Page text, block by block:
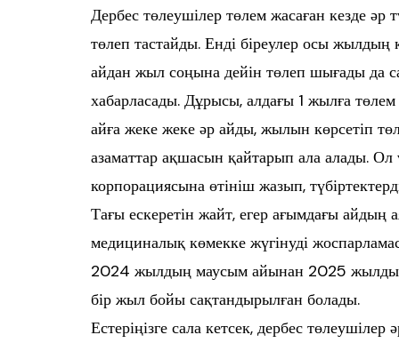
Дербес төлеушілер төлем жасаған кезде әр
төлеп тастайды. Енді біреулер осы
айдан жыл соңына дейін төлеп шығады да
хабарласады. Дұрысы, алдағы 1 жылға
айға жеке жеке әр айды, жылын көрсетіп
азаматтар ақшасын қайтарып ала алады. Ол
корпорациясына өтініш жазып,
Тағы ескеретін жайт, егер ағымдағы
медициналық көмекке жүгінуді
2024 жылдың маусым айынан 2025
бір жыл бойы сақтандырылған болады.
Естеріңізге сала кетсек, дербес